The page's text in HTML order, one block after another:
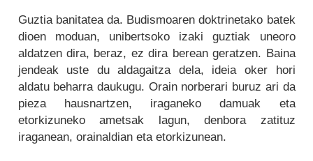
Guztia banitatea da. Budismoaren doktrinetako batek
dioen moduan, unibertsoko izaki guztiak uneoro
aldatzen dira, beraz, ez dira berean geratzen. Baina
jendeak uste du aldagaitza dela, ideia oker hori
aldatu beharra daukugu. Orain norberari buruz ari da
pieza hausnartzen, iraganeko damuak eta
etorkizuneko ametsak lagun, denbora zatituz
iraganean, orainaldian eta etorkizunean.